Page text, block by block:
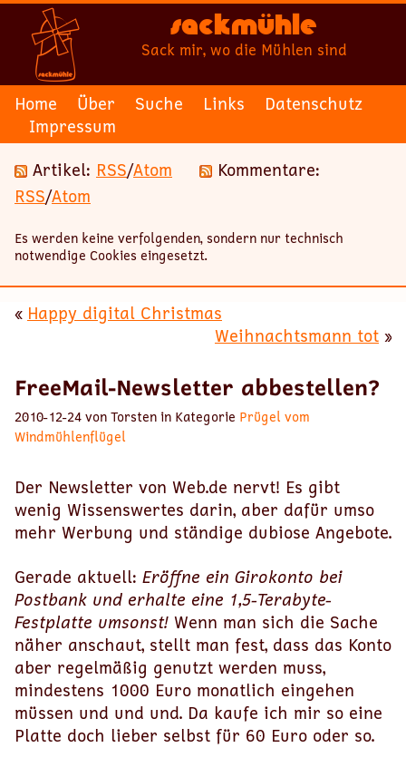
Sackmühle
Sack mir, wo die Mühlen sind
Home Über Suche Links
Datenschutz
Impressum
Artikel: RSS/Atom
Kommentare:
RSS/Atom
Es werden keine verfolgenden, sondern nur technisch
notwendige Cookies eingesetzt.
« Happy digital Christmas
Weihnachtsmann tot »
FreeMail-Newsletter abbestellen?
2010-12-24 von Torsten in Kategorie Prügel vom
Windmühlenflügel
Der Newsletter von Web.de nervt! Es gibt
wenig Wissenswertes darin, aber dafür umso
mehr Werbung und ständige dubiose Angebote.
Gerade aktuell: Eröffne ein Girokonto bei
Postbank und erhalte eine 1,5-Terabyte-
Festplatte umsonst! Wenn man sich die Sache
näher anschaut, stellt man fest, dass das Konto
aber regelmäßig genutzt werden muss,
mindestens 1000 Euro monatlich eingehen
müssen und und und. Da kaufe ich mir so eine
Platte doch lieber selbst für 60 Euro oder so.